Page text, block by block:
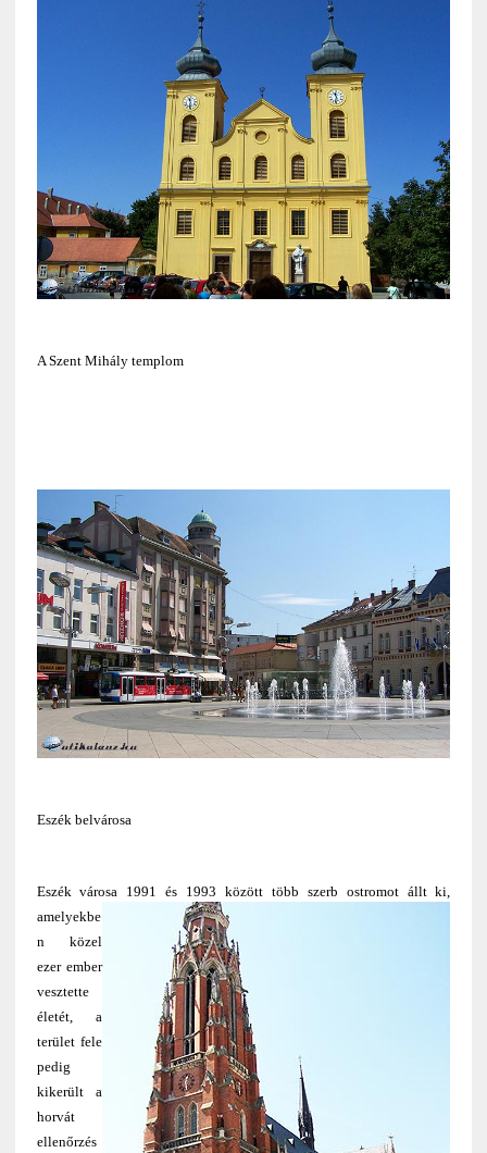
A Szent Mihály templom
Eszék belvárosa
Eszék városa 1991 és 1993 között több szerb ostromot állt ki,
amelyekbe
n közel
ezer ember
vesztette
életét, a
terület fele
pedig
kikerült a
horvát
ellenőrzés